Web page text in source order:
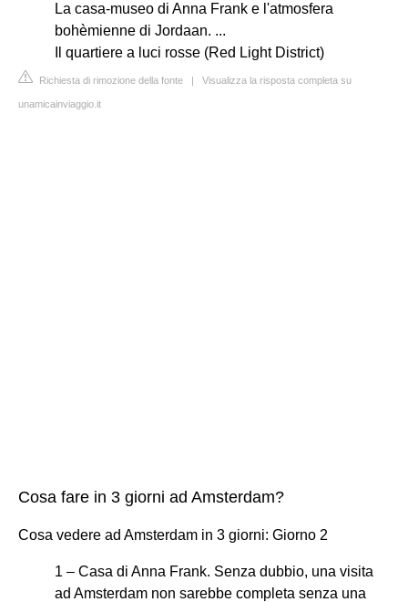
La casa-museo di Anna Frank e l'atmosfera
bohèmienne di Jordaan. ...
Il quartiere a luci rosse (Red Light District)
Richiesta di rimozione della fonte | Visualizza la risposta completa su
unamicainviaggio.it
Cosa fare in 3 giorni ad Amsterdam?
Cosa vedere ad Amsterdam in 3 giorni: Giorno 2
1 – Casa di Anna Frank. Senza dubbio, una visita
ad Amsterdam non sarebbe completa senza una